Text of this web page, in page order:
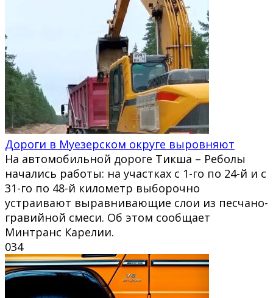
Дороги в Муезерском округе выровняют
На автомобильной дороге Тикша – Реболы
начались работы: на участках с 1-го по 24-й и с
31-го по 48-й километр выборочно
устраивают выравнивающие слои из песчано-
гравийной смеси. Об этом сообщает
Минтранс Карелии.
034